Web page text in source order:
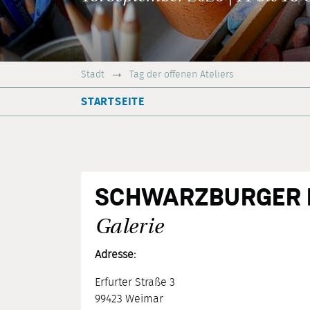
Stadt Tag der offenen Ateliers
STARTSEITE
SCHWARZBURGER
Galerie
Adresse:
Erfurter Straße 3
99423 Weimar